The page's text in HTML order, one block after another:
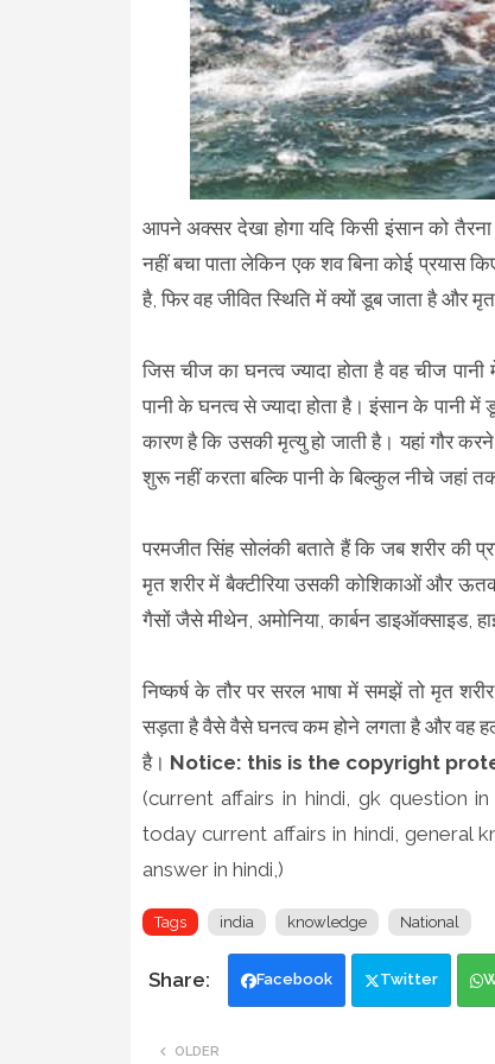
आपने अक्सर देखा होगा यदि किसी इंसान को
नहीं बचा पाता लेकिन एक शव बिना कोई प्रयास
है, फिर वह जीवित स्थिति में क्यों डूब जाता है और
जिस चीज का घनत्व ज्यादा होता है वह चीज
पानी के घनत्व से ज्यादा होता है। इंसान के पानी
कारण है कि उसकी मृत्यु हो जाती है। यहां गौर
शुरू नहीं करता बल्कि पानी के बिल्कुल नीचे जहां
परमजीत सिंह सोलंकी बताते हैं कि जब शरीर की
मृत शरीर में बैक्टीरिया उसकी कोशिकाओं और
गैसों जैसे मीथेन, अमोनिया, कार्बन डाइऑक्साइड,
निष्कर्ष के तौर पर सरल भाषा में समझें तो मृत
सड़ता है वैसे वैसे घनत्व कम होने लगता है और वह
है। Notice: this is the copyright
(current affairs in hindi, gk question
today current affairs in hindi, general
answer in hindi,)
Tags india knowledge National
Facebook Twitter
OLDER